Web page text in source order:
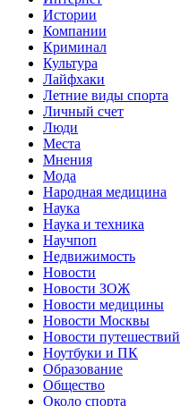
Истории
Компании
Криминал
Культура
Лайфхаки
Летние виды спорта
Личный счет
Люди
Места
Мнения
Мода
Народная медицина
Наука
Наука и техника
Научпоп
Недвижимость
Новости
Новости ЗОЖ
Новости медицины
Новости Москвы
Новости путешествий
Ноутбуки и ПК
Образование
Общество
Около спорта